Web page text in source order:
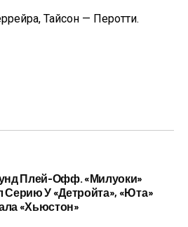
Тайсон — Перотти.
Плей-Офф. «Милуоки»
У «Детройта», «Юта»
«Хьюстон»